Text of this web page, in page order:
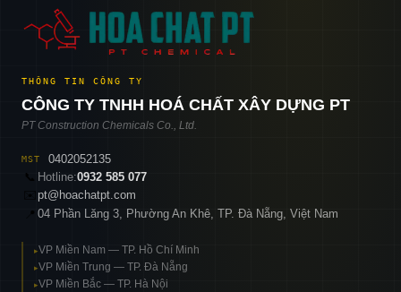
THÔNG TIN CÔNG TY
CÔNG TY TNHH HOÁ CHẤT XÂY DỰNG PT
PT Construction Chemicals Co., Ltd.
MST
0402052135
📞 Hotline:0932 585 077
pt@hoachatpt.com
04 Phần Lăng 3, Phường An Khê, TP. Đà Nẵng, Việt Nam
▸VP Miền Nam — TP. Hồ Chí Minh
▸VP Miền Trung — TP. Đà Nẵng
▸VP Miền Bắc — TP. Hà Nội